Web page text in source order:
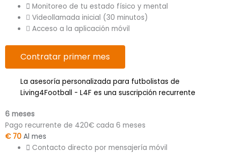
Monitoreo de tu estado físico y mental
Videollamada inicial (30 minutos)
Acceso a la aplicación móvil
Contratar primer mes
La asesoría personalizada para futbolistas de
Living4Football - L4F es una suscripción recurrente
6 meses
Pago recurrente de 420€ cada 6 meses
€ 70 Al mes
Contacto directo por mensajería móvil